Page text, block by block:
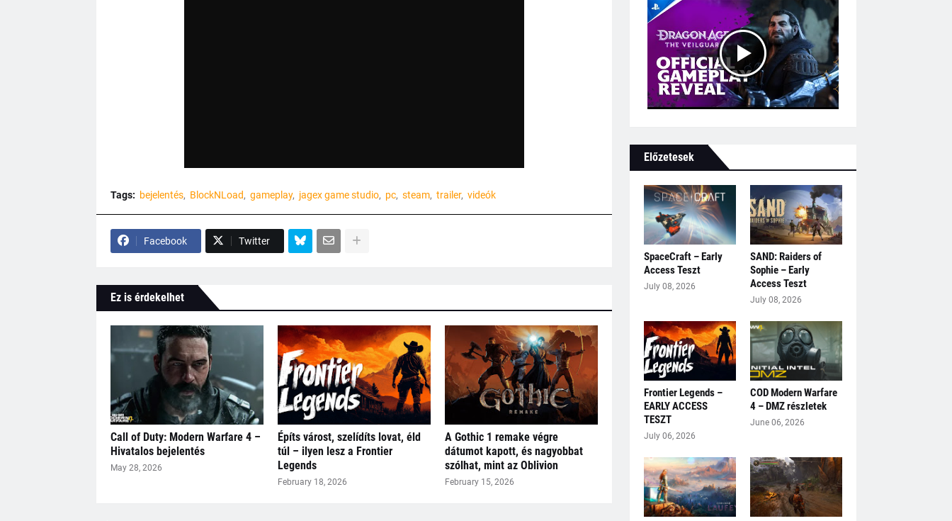
Tags: bejelentés BlockNLoad gameplay jagex game studio pc steam trailer videók
Facebook Twitter
Ez is érdekelhet
Call of Duty: Modern Warfare 4 –
Hivatalos bejelentés
May 28, 2026
Építs várost, szelídíts lovat, éld
túl – ilyen lesz a Frontier
Legends
February 18, 2026
A Gothic 1 remake végre
dátumot kapott, és nagyobbat
szólhat, mint az Oblivion
February 15, 2026
Előzetesek
SpaceCraft – Early
Access Teszt
July 08, 2026
SAND: Raiders of
Sophie – Early
Access Teszt
July 08, 2026
Frontier Legends –
EARLY ACCESS
TESZT
July 06, 2026
COD Modern Warfare
4 – DMZ részletek
June 06, 2026